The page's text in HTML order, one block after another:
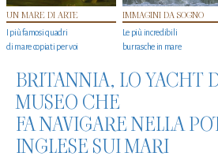
UN MARE DI ARTE
I più famosi quadri
di mare copiati per voi
IMMAGINI DA SOGNO
Le più incredibili
burrasche in mare
BRITANNIA, LO YACHT
MUSEO CHE
FA NAVIGARE NELLA
INGLESE SUI MARI